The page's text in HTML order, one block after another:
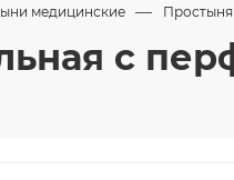
медицинские — Простыня
с